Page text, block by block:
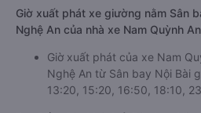
Giờ xuất phát xe giường nằm Sân
Nghệ An của nhà xe Nam Quỳnh
Giờ xuất phát của xe Nam
Nghệ An từ Sân bay Nội Bài
13:20, 15:20, 16:50, 18:10,